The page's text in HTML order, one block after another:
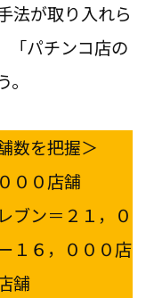
法が取り入れら
「パチンコ店の
数を把握＞
００店舗
ブン＝２１，０
１６，０００店
舗